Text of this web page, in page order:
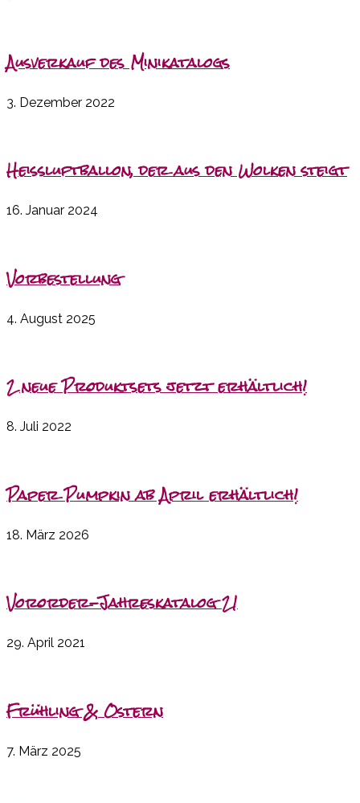
Ausverkauf des Minikatalogs
3. Dezember 2022
Heißluftballon, der aus den Wolken steigt
16. Januar 2024
Vorbestellung
4. August 2025
2 neue Produktsets jetzt erhältlich!
8. Juli 2022
Paper Pumpkin ab April erhältlich!
18. März 2026
Vororder-Jahreskatalog 21
29. April 2021
Frühling & Ostern
7. März 2025